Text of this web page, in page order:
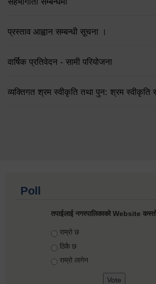
प्रस्ताव आह्वान सम्बन्धी सूचना ।
वार्षिक प्रतिवेदन - सामी परियोजना
व्यक्तिगत श्रम स्वीकृति तथा पुन: श्रम स्वीकृति
Poll
तपाईलाई नगरपालिकाको Website
Choices
राम्रो छ
ठिकै छ
राम्रो लागेन